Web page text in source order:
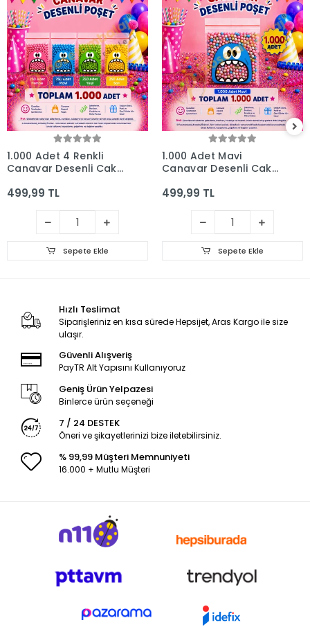
1.000 Adet 4 Renkli
Canavar Desenli Cake
- 10x15 cm
499,99 TL
Sepete Ekle
1.000 Adet Mavi
Canavar Desenli Cake
10x15 cm
499,99 TL
Sepete Ekle
Hızlı Teslimat
Siparişleriniz en kısa sürede Hepsijet, Aras Kargo ile size
ulaşır.
Güvenli Alışveriş
PayTR Alt Yapısını Kullanıyoruz
Geniş Ürün Yelpazesi
Binlerce ürün seçeneği
7 / 24 DESTEK
Öneri ve şikayetlerinizi bize iletebilirsiniz.
% 99,99 Müşteri Memnuniyeti
16.000 + Mutlu Müşteri